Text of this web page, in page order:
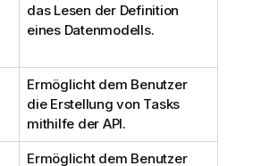
das Lesen der Definition
eines Datenmodells.
Ermöglicht dem Benutzer
die Erstellung von Tasks
mithilfe der API.
Ermöglicht dem Benutzer